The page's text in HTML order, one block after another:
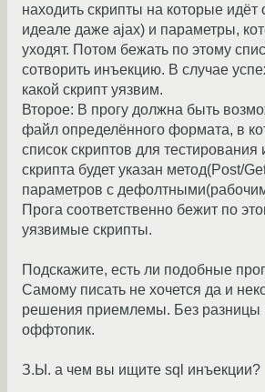
находить скрипты на которые
идеале даже ajax) и параметры,
уходят. Потом бежать по этому
сотворить инъекцию. В случае
какой скрипт уязвим.
Второе: В прогу должна быть
файл определённого формата, в
список скриптов для тестирования
скрипта будет указан метод(Post/
параметров с
Прога соответственно бежит по
уязвимые скрипты.
Подскажите, есть ли подобные
Самому писать не хочется да и
решения приемлемы. Без разницы
оффтопик.
З.Ы. а чем вы ищите sql инъекции?